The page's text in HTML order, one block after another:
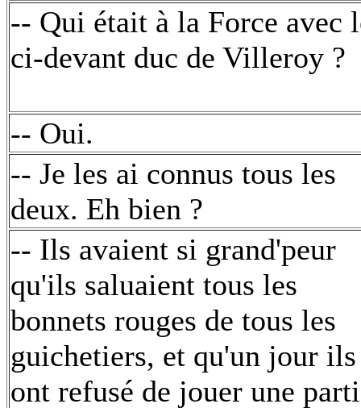
-- Qui était à la Force avec
ci-devant duc de Villeroy ?
-- Oui.
-- Je les ai connus tous les
deux. Eh bien ?
-- Ils avaient si grand'peur
qu'ils saluaient tous les
bonnets rouges de tous les
guichetiers, et qu'un jour ils
ont refusé de jouer une